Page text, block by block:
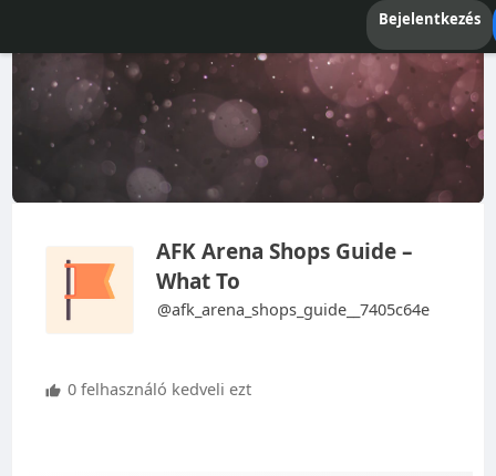
Bejelentkezés
AFK Arena Shops Guide –
What To
@afk_arena_shops_guide__7405c64e
0 felhasználó kedveli ezt